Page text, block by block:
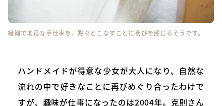
繊細で地道な手仕事を、黙々とこなすことに喜びを感じるそうです。
ハンドメイドが得意な少女が大人になり、自然な
流れの中で好きなことに再びめぐり合ったわけで
すが、趣味が仕事になったのは2004年。克則さん